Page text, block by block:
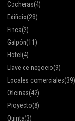
Cocheras(4)
Edificio(28)
Finca(2)
Galpón(11)
Hotel (4)
Llave de negocio(9)
Locales comerciales(39)
Oficinas(42)
Proyecto(8)
Quinta(3)